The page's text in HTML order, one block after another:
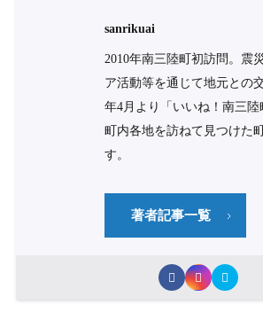
sanrikuai
2010年南三陸町初訪問。震
ア活動等を通じて地元との
年4月より「いいね！南三陸
町内各地を訪ねて見つけた
す。
著者記事一覧